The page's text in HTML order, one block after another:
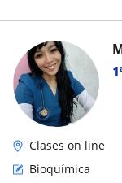
Clases on line
Bioquímica